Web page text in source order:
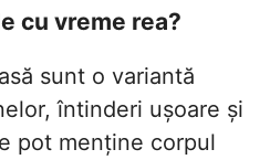
cu vreme rea?
sunt o variantă
întinderi ușoare și
pot menține corpul